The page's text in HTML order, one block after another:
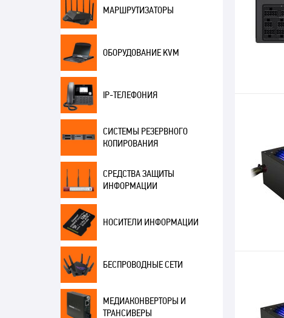
МАРШРУТИЗАТОРЫ
ОБОРУДОВАНИЕ KVM
IP-ТЕЛЕФОНИЯ
СИСТЕМЫ РЕЗЕРВНОГО
КОПИРОВАНИЯ
СРЕДСТВА ЗАЩИТЫ
ИНФОРМАЦИИ
НОСИТЕЛИ ИНФОРМАЦИИ
БЕСПРОВОДНЫЕ СЕТИ
МЕДИАКОНВЕРТОРЫ И
ТРАНСИВЕРЫ